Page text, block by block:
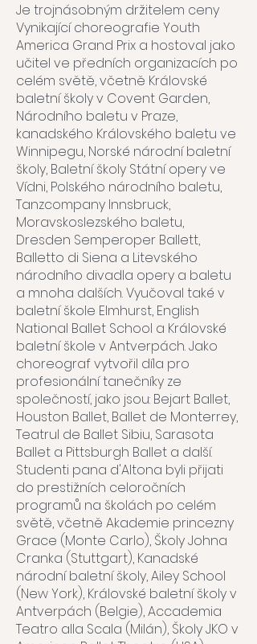
Je trojnásobným držitelem ceny
Vynikající choreografie Youth
America Grand Prix a hostoval jako
učitel ve předních organizacích po
celém světě, včetně Královské
baletní školy v Covent Garden,
Národního baletu v Praze,
kanadského Královského baletu ve
Winnipegu, Norské národní baletní
školy, Baletní školy Státní opery ve
Vídni, Polského národního baletu,
Tanzcompany Innsbruck,
Moravskoslezského baletu,
Dresden Semperoper Ballett,
Balletto di Siena a Litevského
národního divadla opery a baletu
a mnoha dalších. Vyučoval také v
baletní škole Elmhurst, English
National Ballet School a Královské
baletní škole v Antverpách. Jako
choreograf vytvořil díla pro
profesionální tanečníky ze
společností, jako jsou: Bejart Ballet,
Houston Ballet, Ballet de Monterrey,
Teatrul de Ballet Sibiu, Sarasota
Ballet a Pittsburgh Ballet a další.
Studenti pana d'Altona byli přijati
do prestižních celoročních
programů na školách po celém
světě, včetně Akademie princezny
Grace (Monte Carlo), Školy Johna
Cranka (Stuttgart), Kanadské
národní baletní školy, Ailey School
(New York), Královské baletní školy v
Antverpách (Belgie), Accademia
Teatro alla Scala (Milán), Školy JKO v